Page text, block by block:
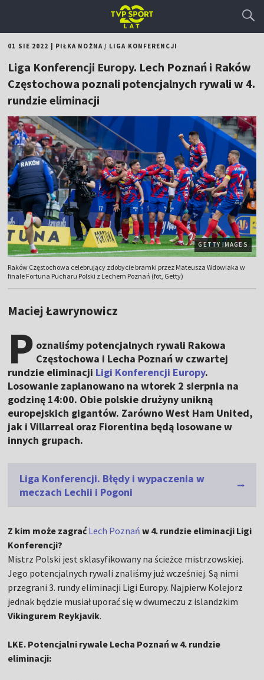
01 SIE 2022 PIŁKA NOŻNA/ LIGA KONFERENCJI
Liga Konferencji Europy. Lech Poznań i Raków
Częstochowa poznali potencjalnych rywali w 4.
rundzie eliminacji
GETTY IMAGES
Raków Częstochowa celebrujący zdobycie bramki przez Mateusza Wdowiaka w
finale Fortuna Pucharu Polski z Lechem Poznań (fot, Getty)
Maciej Ławrynowicz
P oznaliśmy potencjalnych rywali Rakowa
Częstochowa i Lecha Poznań w czwartej
rundzie eliminacji Ligi Konferencji Europy.
Losowanie zaplanowano na wtorek 2 sierpnia na
godzinę 14:00. Obie polskie drużyny unikną
europejskich gigantów. Zarówno West Ham United,
jak i Villarreal oraz Fiorentina będą losowane w
innych grupach.
Liga Konferencji. Błędy i wypaczenia w
meczach Lechii i Pogoni
Z kim może zagraćLech Poznań w 4. rundzie eliminacji Ligi
Konferencji?
Mistrz Polski jest sklasyfikowany na ścieżce mistrzowskiej.
Jego potencjalnych rywali znaliśmy już wcześniej. Są nimi
przegrani 3. rundy eliminacji Ligi Europy. Najpierw Kolejorz
jednak będzie musiał uporać się w dwumeczu z islandzkim
Vikingurem Reykjavik.
LKE. Potencjalni rywale Lecha Poznań w 4. rundzie
eliminacji: